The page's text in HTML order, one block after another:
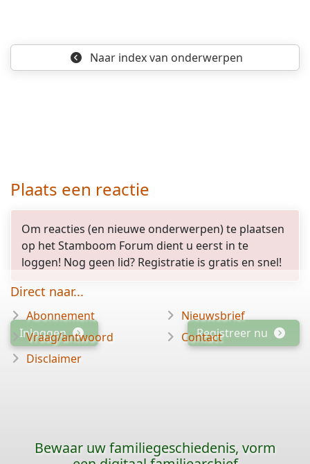
Naar indexvan onderwerpen
Plaats een reactie
Om reacties (en nieuwe onderwerpen) te plaatsen
op het Stamboom Forum dient u eerst in te
loggen! Nog geen lid? Registratie is gratis en snel!
Inloggen Registreer nu
Direct naar...
Abonnement
Vraag/antwoord
Disclaimer
Nieuwsbrief
Contact
Bewaar uw familiegeschiedenis, vorm